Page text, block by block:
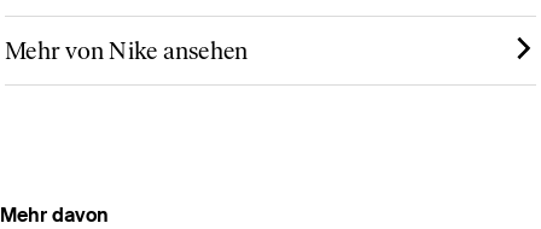
Mehr von Nike ansehen
Mehr davon